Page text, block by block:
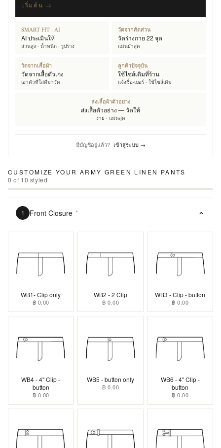
เริ่มต้น →
SMART FIT · AI
AI ประเมินให้
ส่วนสูง · น้ำหนัก · รูปร่าง
วัดจากสัดส่วน
วัดร่างกาย 22 จุด
แม่นยำสุด
วัดจากเสื้อผ้า
วัดจากเสื้อตัวเก่ง
เอาตัวที่ใส่ดีมาวัด
ลูกค้าปัจจุบัน
ใช้ไซส์เดิมที่ร้าน
แจ้งชื่อ-เบอร์ · ใช้ไซส์เดิม
ส่งเสื้อผ้าตัวอย่าง
ส่งเสื้อตัวอย่าง — วัดให้
ง่าย · แม่นสุด
มีบัญชีอยู่แล้ว? เข้าสู่ระบบ →
CUSTOMIZE YOUR ARMY GREEN LINEN PANTS
0 of 10 styled
1 Front Closure *
WB1- Clip only
฿ 0.00
WB2 - 2 Clip
฿ 0.00
WB3 - Clip - button
฿ 0.00
WB4 - 4" Clip -
button
฿ 0.00
WB5 - button only
฿ 0.00
WB6 - 4" Clip -
button
฿ 0.00